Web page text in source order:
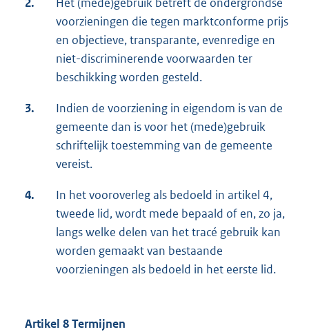
2.
Het (mede)gebruik betreft de ondergrondse
voorzieningen die tegen marktconforme prijs
en objectieve, transparante, evenredige en
niet-discriminerende voorwaarden ter
beschikking worden gesteld.
3.
Indien de voorziening in eigendom is van de
gemeente dan is voor het (mede)gebruik
schriftelijk toestemming van de gemeente
vereist.
4.
In het vooroverleg als bedoeld in artikel 4,
tweede lid, wordt mede bepaald of en, zo ja,
langs welke delen van het tracé gebruik kan
worden gemaakt van bestaande
voorzieningen als bedoeld in het eerste lid.
Artikel 8 Termijnen